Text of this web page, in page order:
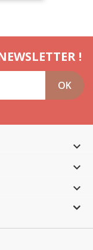
!


